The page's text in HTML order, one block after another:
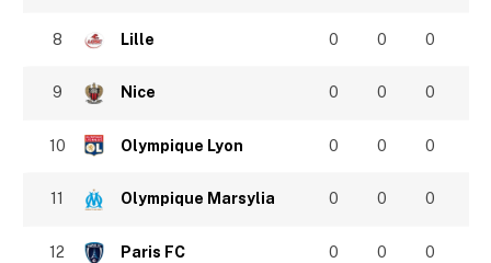
8 Lille 0 0 0
9 Nice 0 0 0
10 Olympique Lyon 0 0 0
11 Olympique Marsylia 0 0 0
12 Paris FC 0 0 0